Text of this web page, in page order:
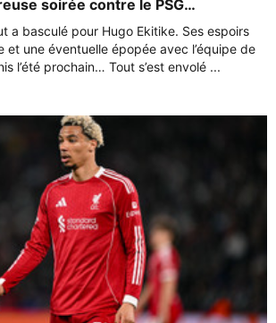
soirée contre le PSG…
a basculé pour Hugo Ekitike. Ses espoirs
et une éventuelle épopée avec l’équipe de
l’été prochain… Tout s’est envolé ...